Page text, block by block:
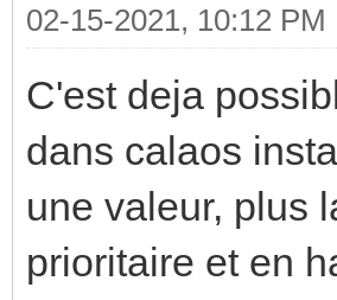
02-15-2021, 10:12 PM
C'est deja
dans calaos
une valeur, plus
prioritaire et en